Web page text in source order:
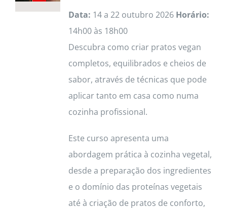
Data: 14 a 22 outubro 2026 Horário:
14h00 às 18h00
Descubra como criar pratos vegan
completos, equilibrados e cheios de
sabor, através de técnicas que pode
aplicar tanto em casa como numa
cozinha profissional.
Este curso apresenta uma
abordagem prática à cozinha vegetal,
desde a preparação dos ingredientes
e o domínio das proteínas vegetais
até à criação de pratos de conforto,